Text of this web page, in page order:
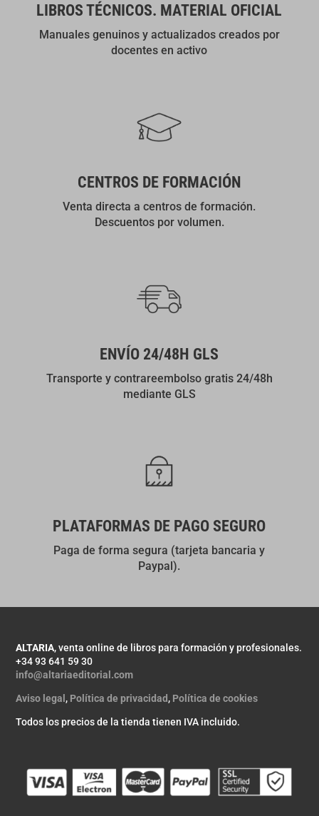
LIBROS TÉCNICOS. MATERIAL OFICIAL
Manuales genuinos y actualizados creados por
docentes en activo
CENTROS DE FORMACIÓN
Venta directa a centros de formación.
Descuentos por volumen.
ENVÍO 24/48H GLS
Transporte y contrareembolso gratis 24/48h
mediante GLS
PLATAFORMAS DE PAGO SEGURO
Paga de forma segura (tarjeta bancaria y
Paypal).
ALTARIA, venta online de libros para formación y profesionales.
+34 93 641 59 30
info@altariaeditorial.com
Aviso legal , Política de privacidad , Política de cookies
Todos los precios de la tienda tienen IVA incluido.